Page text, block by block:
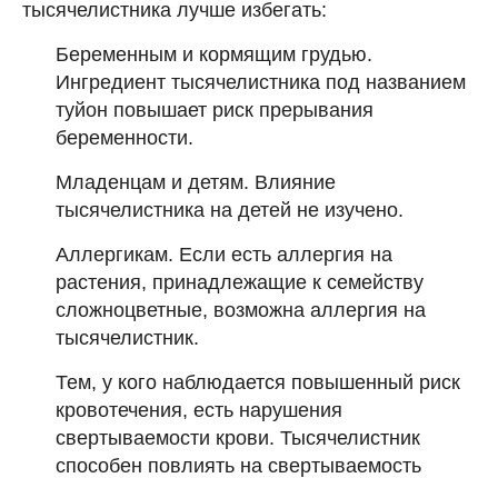
тысячелистника лучше избегать:
Беременным и кормящим грудью.
Ингредиент тысячелистника под названием
туйон повышает риск прерывания
беременности.
Младенцам и детям. Влияние
тысячелистника на детей не изучено.
Аллергикам. Если есть аллергия на
растения, принадлежащие к семейству
сложноцветные, возможна аллергия на
тысячелистник.
Тем, у кого наблюдается повышенный риск
кровотечения, есть нарушения
свертываемости крови. Тысячелистник
способен повлиять на свертываемость